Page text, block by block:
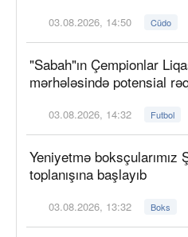
03.08.2026, 14:50 Cüdo
"Sabah"ın Çempionlar
mərhələsində potensial
03.08.2026, 14:32 Futbol
Yeniyetmə boksçularımız
toplanışına başlayıb
03.08.2026, 13:32 Boks